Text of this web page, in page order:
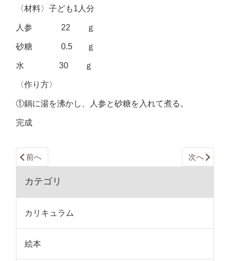
〈材料〉子ども1人分
人参 22 ｇ
砂糖 0.5 ｇ
水 30 ｇ
〈作り方〉
①鍋に湯を沸かし、人参と砂糖を入れて煮る。
完成
前へ 次へ
カテゴリ
カリキュラム
絵本